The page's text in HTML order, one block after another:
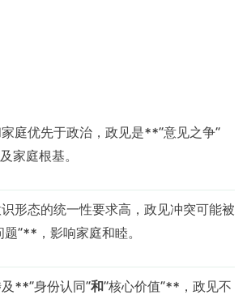
庭优先于政治，政见是**“意见之争”
家庭根基。
形态的统一性要求高，政见冲突可能被
”**，影响家庭和睦。
**“身份认同”和“核心价值”**，政见不